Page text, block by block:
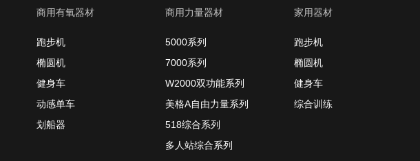
商用有氧器材
跑步机
椭圆机
健身车
动感单车
划船器
商用力量器材
5000系列
7000系列
W2000双功能系列
美格A自由力量系列
518综合系列
多人站综合系列
家用器材
跑步机
椭圆机
健身车
综合训练